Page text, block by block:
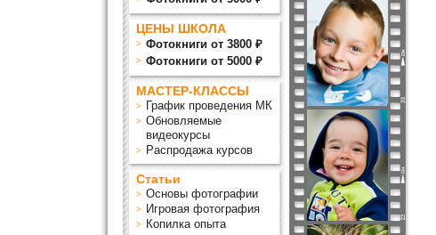
ЦЕНЫ ШКОЛА
Фотокниги от 3800 ₽
Фотокниги от 5000 ₽
МАСТЕР-КЛАССЫ
График проведения МК
Обновляемые
видеокурсы
Распродажа курсов
Статьи
Основы фотографии
Игровая фотография
Копилка опыта